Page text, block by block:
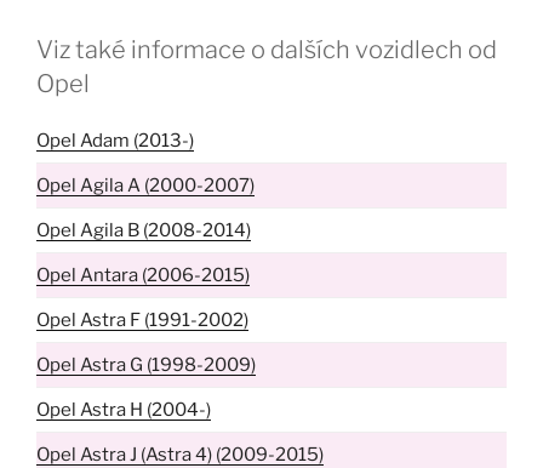
Viz také informace o dalších vozidlech od
Opel
Opel Adam (2013-)
Opel Agila A (2000-2007)
Opel Agila B (2008-2014)
Opel Antara (2006-2015)
Opel Astra F (1991-2002)
Opel Astra G (1998-2009)
Opel Astra H (2004-)
Opel Astra J (Astra 4) (2009-2015)